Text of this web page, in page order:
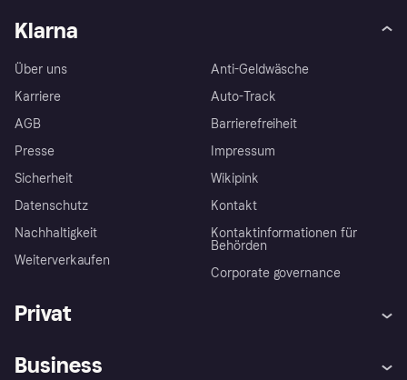
Klarna
Über uns
Karriere
AGB
Presse
Sicherheit
Datenschutz
Nachhaltigkeit
Weiterverkaufen
Anti-Geldwäsche
Auto-Track
Barrierefreiheit
Impressum
Wikipink
Kontakt
Kontaktinformationen für
Behörden
Corporate governance
Privat
Business